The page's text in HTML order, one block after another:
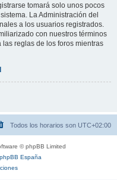
tomará solo unos pocos
La Administración del
a los usuarios registrados.
con nuestros términos
reglas de los foros mientras
Todos los horarios son UTC+02:00
© phpBB Limited
phpBB España